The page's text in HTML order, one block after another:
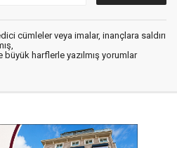
cümleler veya imalar, inançlara saldırı
büyük harflerle yazılmış yorumlar